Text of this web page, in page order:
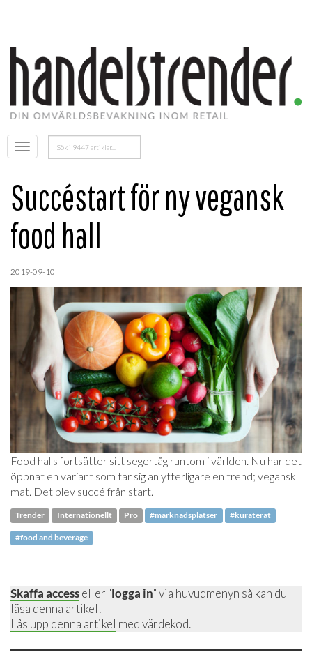
Öppna
menyn
Sök
efter:
Succéstart för ny vegansk
food hall
2019-09-10
Food halls fortsätter sitt segertåg runtom i världen. Nu har det
öppnat en variant som tar sig an ytterligare en trend; vegansk
mat. Det blev succé från start.
Trender Internationellt Pro #marknadsplatser #kuraterat
#food and beverage
Skaffa accesseller "logga in" via huvudmenyn så kan du
läsa denna artikel!
Lås upp denna artikel med värdekod.